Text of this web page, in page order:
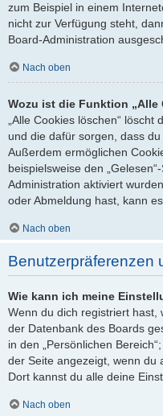
zum Beispiel in einem
nicht zur Verfügung steht,
Board-Administration
Nach oben
Wozu ist die Funktion „Alle
„Alle Cookies löschen“
und die dafür sorgen, dass
Außerdem ermöglichen
beispielsweise den
Administration aktiviert
oder Abmeldung hast, kann
Nach oben
Benutzerpräferenzen
Wie kann ich meine
Wenn du dich registriert hast,
der Datenbank des Boards
in den „Persönlichen
der Seite angezeigt, wenn du
Dort kannst du alle deine
Nach oben